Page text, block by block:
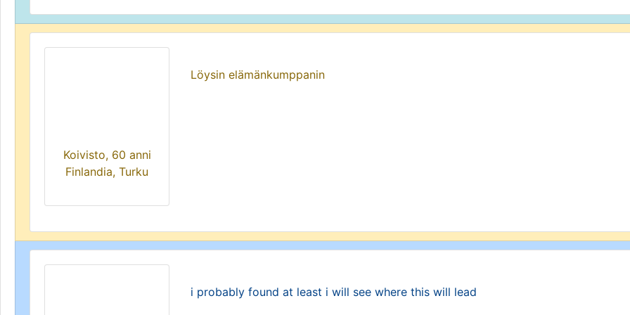
Koivisto, 60 anni
Finlandia, Turku
Löysin elämänkumppanin
i probably found at least i will see where this will lead